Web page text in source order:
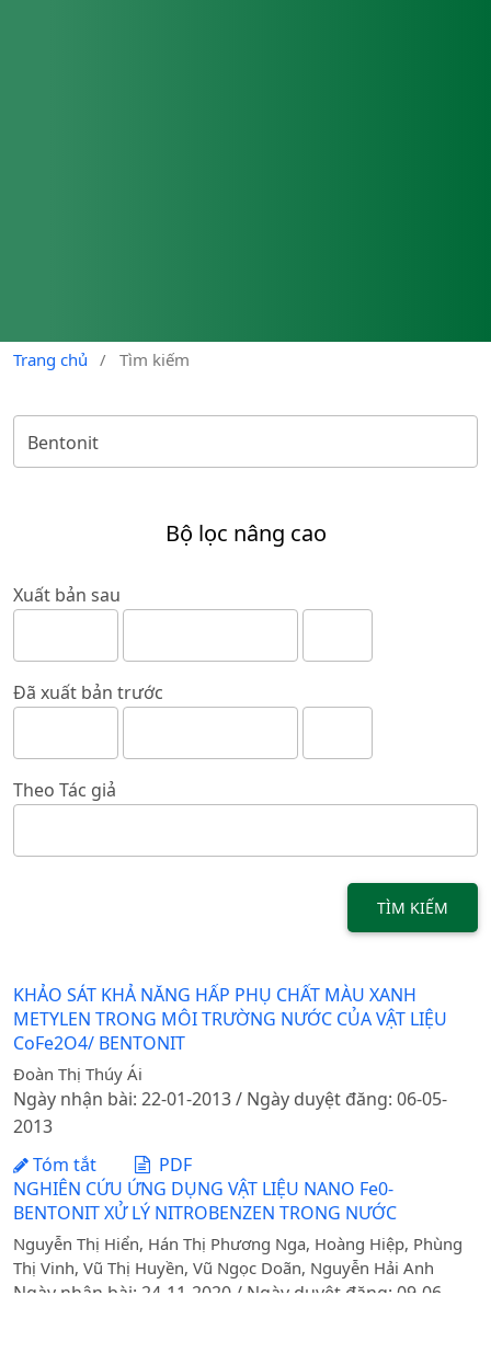
Trang chủ / Tìm kiếm
Bộ lọc nâng cao
Xuất bản sau
Đã xuất bản trước
Theo Tác giả
TÌM KIẾM
KHẢO SÁT KHẢ NĂNG HẤP PHỤ CHẤT MÀU XANH
METYLEN TRONG MÔI TRƯỜNG NƯỚC CỦA VẬT LIỆU
CoFe2O4/ BENTONIT
Đoàn Thị Thúy Ái
Ngày nhận bài: 22-01-2013 / Ngày duyệt đăng: 06-05-
2013
Tóm tắt
PDF
NGHIÊN CỨU ỨNG DỤNG VẬT LIỆU NANO Fe0-
BENTONIT XỬ LÝ NITROBENZEN TRONG NƯỚC
Nguyễn Thị Hiển, Hán Thị Phương Nga, Hoàng Hiệp, Phùng
Thị Vinh, Vũ Thị Huyền, Vũ Ngọc Doãn, Nguyễn Hải Anh
Ngày nhận bài: 24-11-2020 / Ngày duyệt đăng: 09-06-